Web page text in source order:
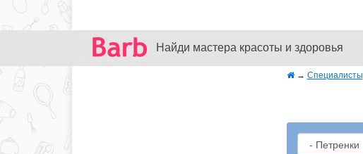
Найди мастера красоты и здоровья
→ Специалисты